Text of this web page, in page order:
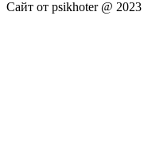
Сайт от psikhoter @ 2023